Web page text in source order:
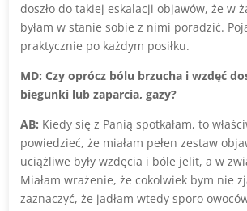
doszło do takiej eskalacji objawów, że w
byłam w stanie sobie z nimi poradzić.
praktycznie po każdym posiłku.
MD: Czy oprócz bólu brzucha i wzdęć
biegunki lub zaparcia, gazy?
AB: Kiedy się z Panią spotkałam, to
powiedzieć, że miałam pełen zestaw
uciążliwe były wzdęcia i bóle jelit, a w
Miałam wrażenie, że cokolwiek bym nie
zaznaczyć, że jadłam wtedy sporo